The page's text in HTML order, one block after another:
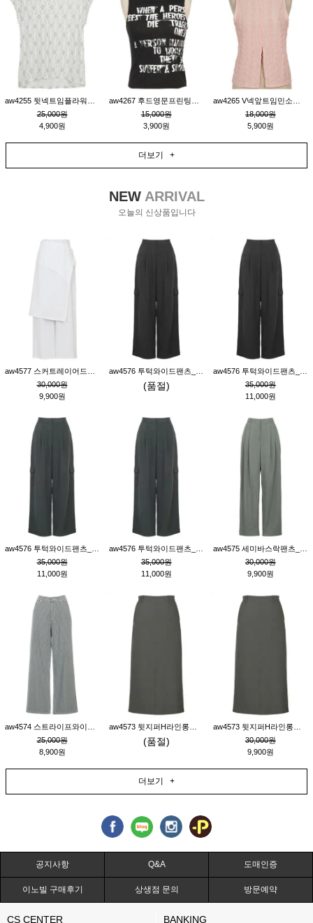
25,000원
4,900원
15,000원
3,900원
18,000원
5,900원
더보기 +
NEWARRIVAL
오늘의 신상품입니다
30,000원
9,900원
(품절)
35,000원
11,000원
35,000원
11,000원
35,000원
11,000원
30,000원
9,900원
25,000원
8,900원
(품절)
30,000원
9,900원
더보기 +
공지사항 Q&A 도매인증
이노빌 구매후기 상생점 문의 방문예약
CS CENTER BANKING